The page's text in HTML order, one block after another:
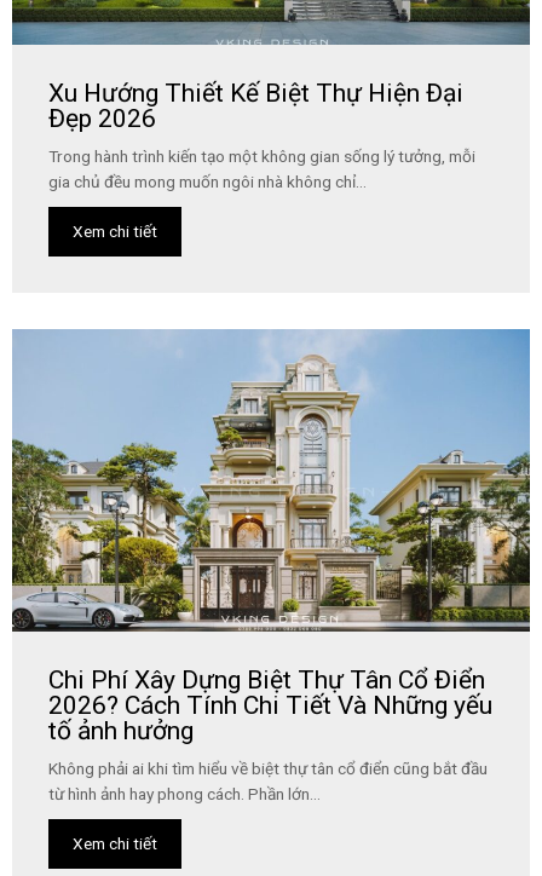
Xu Hướng Thiết Kế Biệt Thự Hiện Đại
Đẹp 2026
Trong hành trình kiến tạo một không gian sống lý tưởng, mỗi
gia chủ đều mong muốn ngôi nhà không chỉ...
Xem chi tiết
Chi Phí Xây Dựng Biệt Thự Tân Cổ Điển
2026? Cách Tính Chi Tiết Và Những yếu
tố ảnh hưởng
Không phải ai khi tìm hiểu về biệt thự tân cổ điển cũng bắt đầu
từ hình ảnh hay phong cách. Phần lớn...
Xem chi tiết